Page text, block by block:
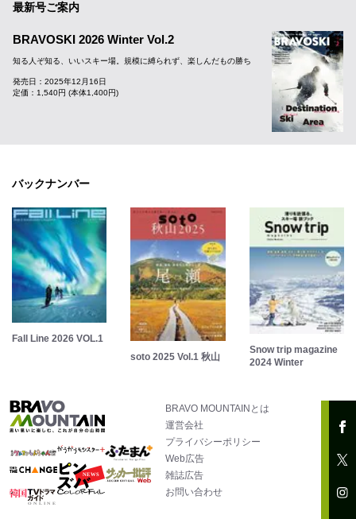
最新号ご案内
BRAVOSKI 2026 Winter Vol.2
知る人ぞ知る、いいスキー場。規模に縛られず、楽しんだもの勝ち
発売日：2025年12月16日
定価：1,540円 (本体1,400円)
バックナンバー
Fall Line 2026 VOL.1
soto 2025 Vol.1 秋山
Snow trip magazine
2024 Winter
BRAVO MOUNTAINとは
運営会社
プライバシーポリシー
Web広告
雑誌広告
お問い合わせ